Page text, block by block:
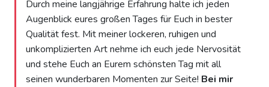
Durch meine langjährige Erfahrung halte ich jeden
Augenblick eures großen Tages für Euch in bester
Qualität fest. Mit meiner lockeren, ruhigen und
unkomplizierten Art nehme ich euch jede Nervosität
und stehe Euch an Eurem schönsten Tag mit all
seinen wunderbaren Momenten zur Seite! Bei mir